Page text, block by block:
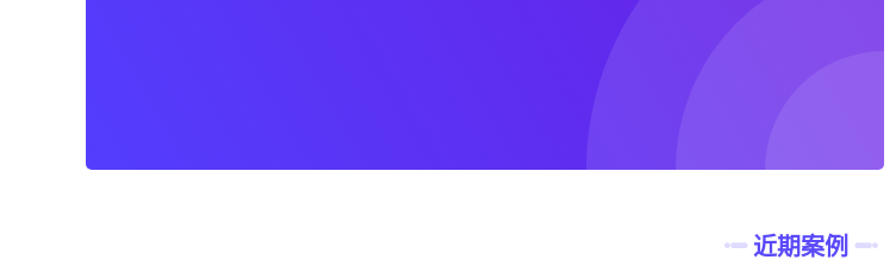
近期案例